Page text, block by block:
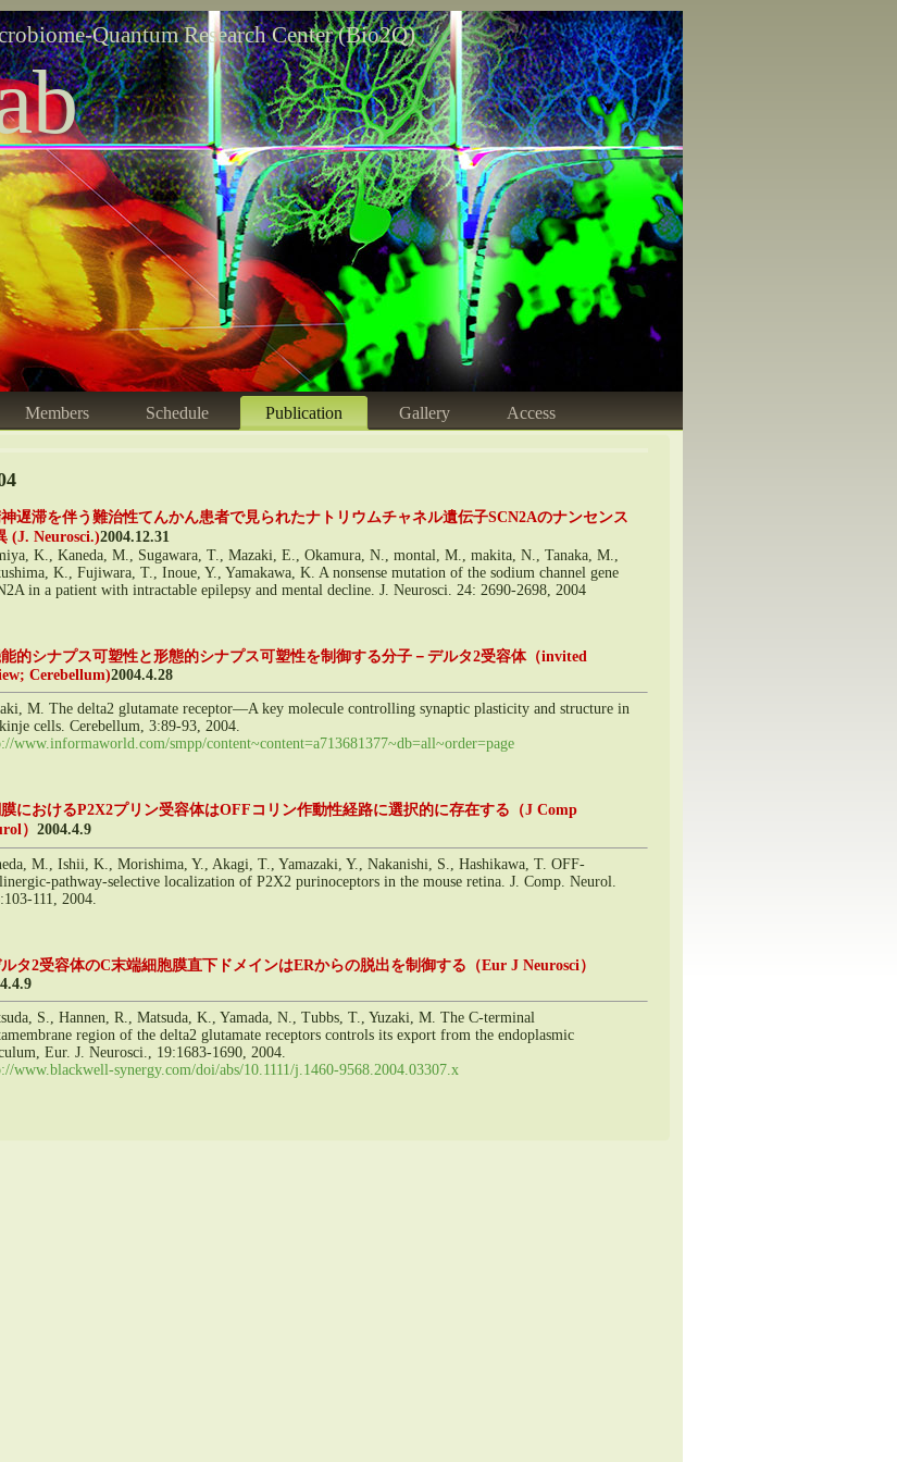
Quantum Research Center (Bio2Q)
Members Schedule Publication Gallery Access
遅滞を伴う難治性てんかん患者で見られたナトリウムチャネル遺伝子SCN2Aのナンセンス
(J. Neurosci.)2004.12.31
K., Kaneda, M., Sugawara, T., Mazaki, E., Okamura, N., montal, M., makita, N., Tanaka, M.,
K., Fujiwara, T., Inoue, Y., Yamakawa, K. A nonsense mutation of the sodium channel gene
in a patient with intractable epilepsy and mental decline. J. Neurosci. 24: 2690-2698, 2004
的シナプス可塑性と形態的シナプス可塑性を制御する分子－デルタ2受容体（invited
Cerebellum)2004.4.28
M. The delta2 glutamate receptor―A key molecule controlling synaptic plasticity and structure in
cells. Cerebellum, 3:89-93, 2004.
www.informaworld.com/smpp/content~content=a713681377~db=all~order=page
におけるP2X2プリン受容体はOFFコリン作動性経路に選択的に存在する（J Comp
） 2004.4.9
M., Ishii, K., Morishima, Y., Akagi, T., Yamazaki, Y., Nakanishi, S., Hashikawa, T. OFF-
pathway-selective localization of P2X2 purinoceptors in the mouse retina. J. Comp. Neurol.
111, 2004.
タ2受容体のC末端細胞膜直下ドメインはERからの脱出を制御する（Eur J Neurosci）
S., Hannen, R., Matsuda, K., Yamada, N., Tubbs, T., Yuzaki, M. The C-terminal
region of the delta2 glutamate receptors controls its export from the endoplasmic
Eur. J. Neurosci., 19:1683-1690, 2004.
www.blackwell-synergy.com/doi/abs/10.1111/j.1460-9568.2004.03307.x